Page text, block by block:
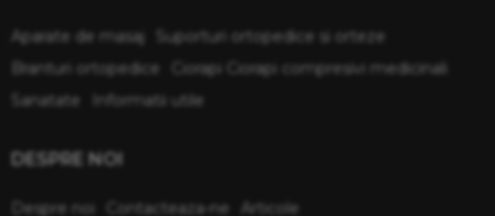
Aparate de masaj
Suporturi ortopedice si orteze
Branturi ortopedice
Ciorapi Ciorapi compresivi medicinali
Sanatate
Informatii utile
DESPRE NOI
Despre noi Contacteaza-ne Articole